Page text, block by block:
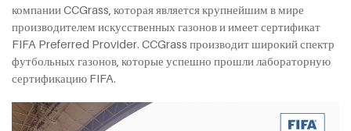
компании CCGrass, которая является крупнейшим в мире
производителем искусственных газонов и имеет сертификат
FIFA Preferred Provider. CCGrass производит широкий спектр
футбольных газонов, которые успешно прошли лабораторную
сертификацию FIFA.